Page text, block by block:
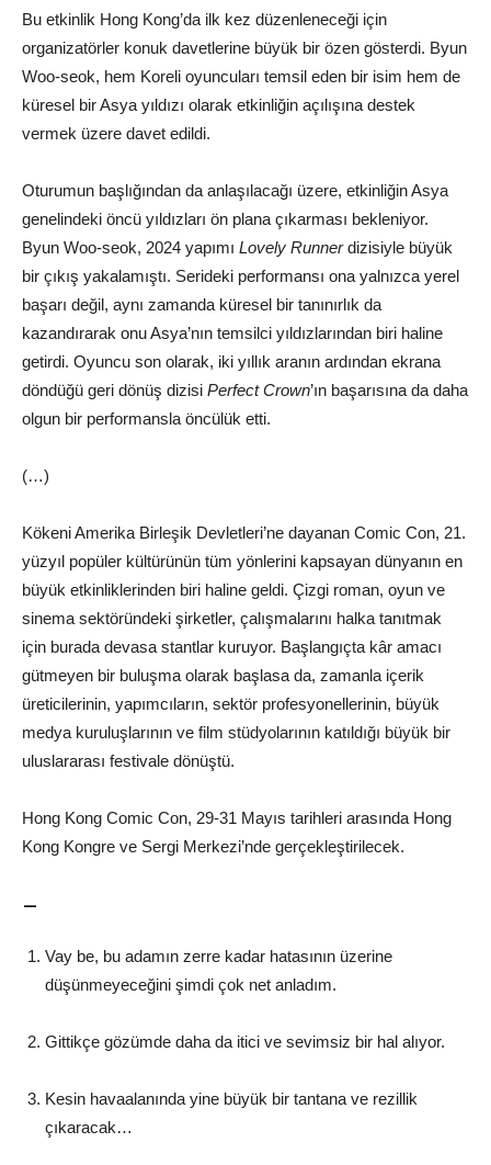
Bu etkinlik Hong Kong’da ilk kez düzenleneceği için
organizatörler konuk davetlerine büyük bir özen gösterdi. Byun
Woo-seok, hem Koreli oyuncuları temsil eden bir isim hem de
küresel bir Asya yıldızı olarak etkinliğin açılışına destek
vermek üzere davet edildi.
Oturumun başlığından da anlaşılacağı üzere, etkinliğin Asya
genelindeki öncü yıldızları ön plana çıkarması bekleniyor.
Byun Woo-seok, 2024 yapımı Lovely Runnerdizisiyle büyük
bir çıkış yakalamıştı. Serideki performansı ona yalnızca yerel
başarı değil, aynı zamanda küresel bir tanınırlık da
kazandırarak onu Asya’nın temsilci yıldızlarından biri haline
getirdi. Oyuncu son olarak, iki yıllık aranın ardından ekrana
döndüğü geri dönüş dizisi Perfect Crown’ın başarısına da daha
olgun bir performansla öncülük etti.
(…)
Kökeni Amerika Birleşik Devletleri’ne dayanan Comic Con, 21.
yüzyıl popüler kültürünün tüm yönlerini kapsayan dünyanın en
büyük etkinliklerinden biri haline geldi. Çizgi roman, oyun ve
sinema sektöründeki şirketler, çalışmalarını halka tanıtmak
için burada devasa stantlar kuruyor. Başlangıçta kâr amacı
gütmeyen bir buluşma olarak başlasa da, zamanla içerik
üreticilerinin, yapımcıların, sektör profesyonellerinin, büyük
medya kuruluşlarının ve film stüdyolarının katıldığı büyük bir
uluslararası festivale dönüştü.
Hong Kong Comic Con, 29-31 Mayıs tarihleri arasında Hong
Kong Kongre ve Sergi Merkezi’nde gerçekleştirilecek.
–
Vay be, bu adamın zerre kadar hatasının üzerine
düşünmeyeceğini şimdi çok net anladım.
Gittikçe gözümde daha da itici ve sevimsiz bir hal alıyor.
Kesin havaalanında yine büyük bir tantana ve rezillik
çıkaracak…